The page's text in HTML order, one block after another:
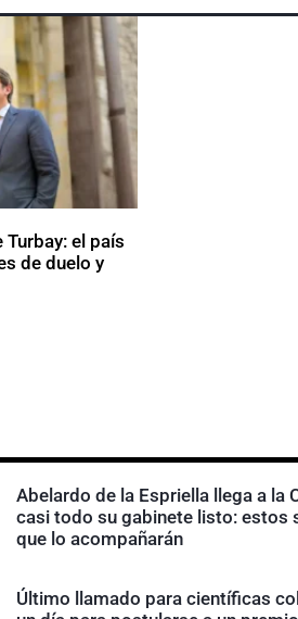
el país
de duelo y
Abelardo de la Espriella llega a la
casi todo su gabinete listo: estos
que lo acompañarán
Último llamado para científicas